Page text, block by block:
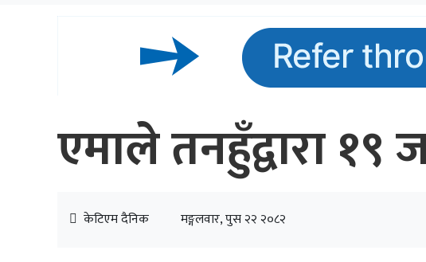
एमाले तनहुँद्वारा १९
केटिएम दैनिक मङ्गलवार, पुस २२ २०८२